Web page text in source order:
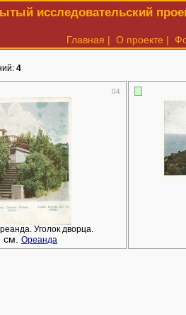
исследовательский
Главная | О проекте |
4
04
Уголок дворца.
см. Ореанда